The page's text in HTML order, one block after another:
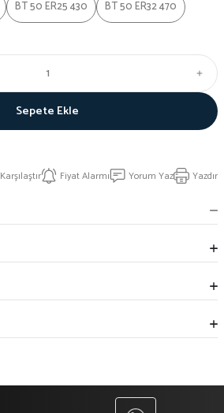
BT 50 ER25 430
BT 50 ER32 470
Sepete Ekle
Karşılaştır Fiyat Alarmı Yorum Yaz Yazdır